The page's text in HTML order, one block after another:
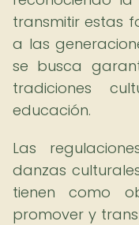
transmitir estas
a las
se busca
tradiciones
educación.
Las
danzas
tienen como
promover y